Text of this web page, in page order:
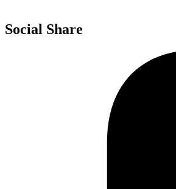
Social Share